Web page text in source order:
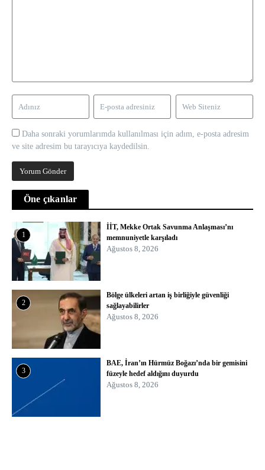
Daha sonraki yorumlarımda kullanılması için adım, e-posta adresim
ve site adresim bu tarayıcıya kaydedilsin.
Öne çıkanlar
1
İİT, Mekke Ortak Savunma Anlaşması’nı
memnuniyetle karşıladı
Ağustos 8, 2026
2
Bölge ülkeleri artan iş birliğiyle güvenliği
sağlayabilirler
Ağustos 8, 2026
3
BAE, İran’ın Hürmüz Boğazı’nda bir gemisini
füzeyle hedef aldığını duyurdu
Ağustos 8, 2026